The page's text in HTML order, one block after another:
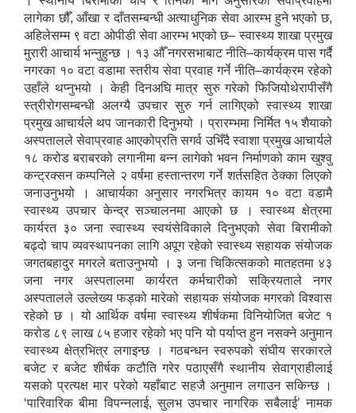
लागेका छौँ, आँखा र दाँतसम्बन्धी अत्याधुनिक सेवा आरम्भ हुने भएको छ,
अहिलेसम्म ९ वटा ओपीडी सेवा आरम्भ भएको छ– स्वास्थ्य शाखा प्रमुख
मुरारी आचार्य भन्नुहुन्छ । १३ औँ नगरसभाबाट नीति–कार्यक्रम पास गर्दै
नगरका १० वटा वडामा स्तरीय सेवा प्रवाह गर्ने नीति–कार्यक्रम रहेको
उहाँले थप्नुभयो । केही दिनअघि मात्र सुरु गरेको फिजियोथेरापीसँगै
स्त्रीरोगसम्बन्धी अलग्यै उपचार सुरु गर्न लागिएको स्वास्थ्य शाखा
प्रमुख आचार्यले थप जानकारी दिनुभयो । प्रारम्भमा निर्मित १५ शैयाको
अस्पतालले सेवाप्रवाह आएकोप्रति सगर्व उभिँदै स्वाशा प्रमुख आचार्यले
१८ करोड बराबरको लगानीमा बन्न लागेको भवन निर्माणको काम खुश्वु
कन्ट्रक्सन कम्पनिले २ वर्षमा हस्तान्तरण गर्ने शर्तसहित ठेक्का लिएको
जनाउनुभयो । आचार्यका अनुसार नगरभित्र कायम १० वटा वडामै
स्वास्थ्य उपचार केन्द्र सञ्चालनमा आएको छ । स्वास्थ्य क्षेत्रमा
कार्यरत ३० जना स्वास्थ्य स्वयंसेविकाले दिनुभएको सेवा बिरामीको
बढ्दो चाप व्यवस्थापनका लागि अपूग रहेको स्वास्थ्य सहायक संयोजक
जगतबहादुर मगरले बताउनुभयो । ३ जना चिकित्सकको मातहतमा ४३
जना नगर अस्पतालमा कार्यरत कर्मचारीको सक्रियताले नगर
अस्पतालले उल्लेख्य फड्को मारेको सहायक संयोजक मगरको विश्वास
रहेको छ । यो आर्थिक वर्षमा स्वास्थ्य शीर्षकमा विनियोजित बजेट १
करोड ८९ लाख ८५ हजार रहेको भए पनि यो पर्याप्त हुन नसक्ने अनुमान
स्वास्थ्य क्षेत्रभित्र लगाइन्छ । गठबन्धन स्वरुपको संघीय सरकारले
बजेट र बजेट शीर्षक कटौति गरेर पठाएसँगै स्थानीय सेवाग्राहीलाई
यसको प्रत्यक्ष मार परेको यहाँबाट सहजै अनुमान लगाउन सकिन्छ ।
‘पारिवारिक बीमा विपन्नलाई, सुलभ उपचार नागरिक सबैलाई’ नामक